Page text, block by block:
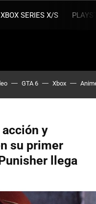
XBOX SERIES X/S
GTA 6 Xbox
y
su primer
llega